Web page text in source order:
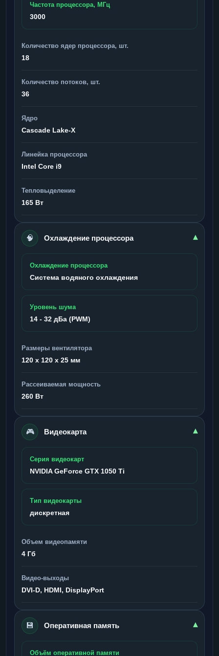
Частота процессора, МГц
3000
Количество ядер процессора, шт.
18
Количество потоков, шт.
36
Ядро
Cascade Lake-X
Линейка процессора
Intel Core i9
Тепловыделение
165 Вт
🧠 Охлаждение процессора ▾
Охлаждение процессора
Система водяного охлаждения
Уровень шума
14 - 32 дБа (PWM)
Размеры вентилятора
120 x 120 x 25 мм
Рассеиваемая мощность
260 Вт
🎮 Видеокарта ▾
Серия видеокарт
NVIDIA GeForce GTX 1050 Ti
Тип видеокарты
дискретная
Объем видеопамяти
4 Гб
Видео-выходы
DVI-D, HDMI, DisplayPort
💾 Оперативная память ▾
Объём оперативной памяти